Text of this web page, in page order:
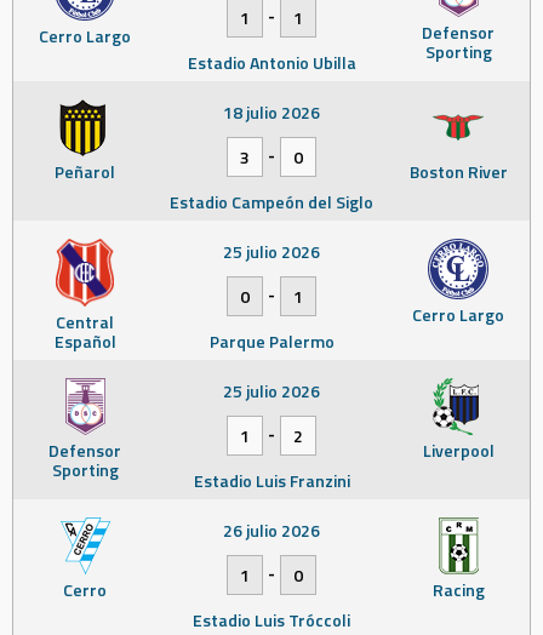
Cerro Largo Defensor
Sporting
1
-
1
Estadio Antonio Ubilla
Peñarol Boston River
18 julio 2026
3
-
0
Estadio Campeón del Siglo
Central
Español
Cerro Largo
25 julio 2026
0
-
1
Parque Palermo
Defensor
Sporting
Liverpool
25 julio 2026
1
-
2
Estadio Luis Franzini
Cerro Racing
26 julio 2026
1
-
0
Estadio Luis Tróccoli